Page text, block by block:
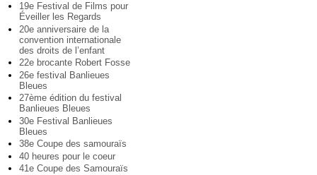
19e Festival de Films pour
Éveiller les Regards
20e anniversaire de la
convention internationale
des droits de l’enfant
22e brocante Robert Fosse
26e festival Banlieues
Bleues
27ème édition du festival
Banlieues Bleues
30e Festival Banlieues
Bleues
38e Coupe des samouraïs
40 heures pour le coeur
41e Coupe des Samouraïs